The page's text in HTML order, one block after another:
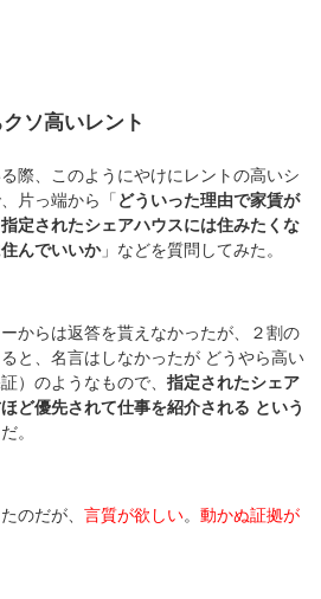
ソ高いレント
際、このようにやけにレントの高いシ
片っ端から「 どういった理由で家賃が
指定されたシェアハウスには住みたくな
んでいいか」などを質問してみた。
からは返答を貰えなかったが、２割の
と、名言はしなかったが どうやら高い
）のようなもので、 指定されたシェア
ど優先されて仕事を紹介される という
。
のだが、 言質が欲しい。 動かぬ証拠が